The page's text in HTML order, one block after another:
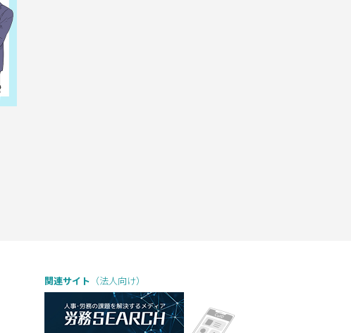
関連サイト （法人向け）